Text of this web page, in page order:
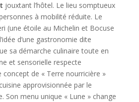
jouxtant l’hôtel. Le lieu somptueux
à mobilité réduite. Le
(une étoile au Michelin et Bocuse
d’une gastronomie dite
sa démarche culinaire toute en
et sensorielle respecte
concept de « Terre nourricière »
approvisionnée par le
Son menu unique « Lune » change